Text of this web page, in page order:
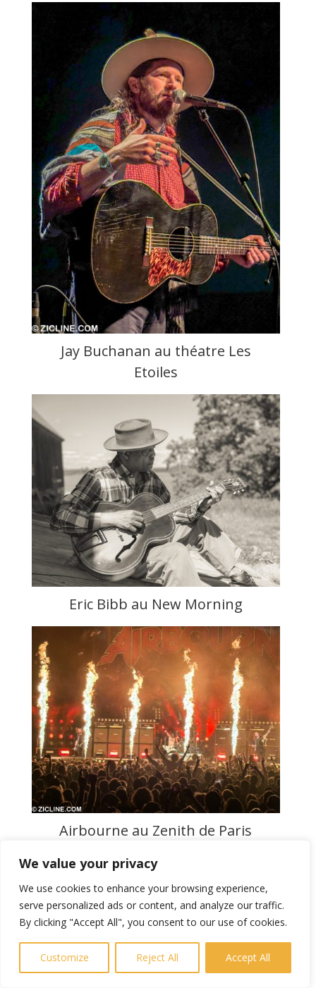
We value your privacy
We use cookies to enhance your browsing experience,
serve personalized ads or content, and analyze our traffic.
By clicking "Accept All", you consent to our use of cookies.
Customize Reject All Accept All
Jay Buchanan au théatre Les
Etoiles
Eric Bibb au New Morning
Airbourne au Zenith de Paris